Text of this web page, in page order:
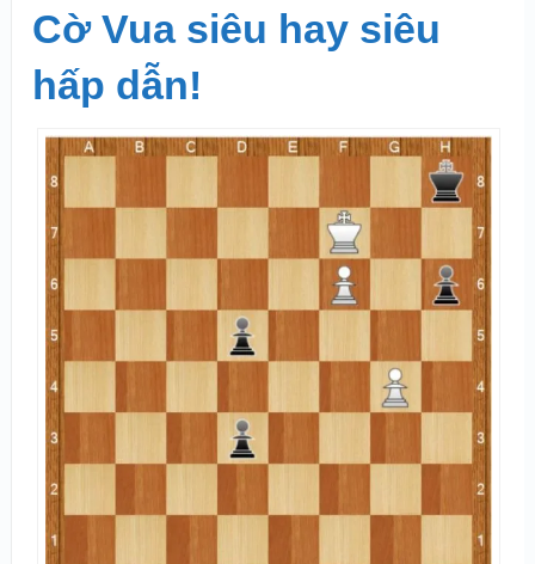
Cờ Vua siêu hay siêu
hấp dẫn!